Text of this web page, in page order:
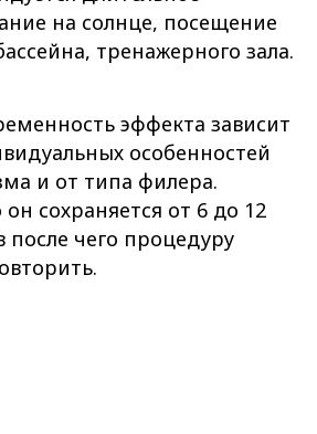
на солнце, посещение
тренажерного зала.
эффекта зависит
особенностей
и от типа филера.
сохраняется от 6 до 12
после чего процедуру